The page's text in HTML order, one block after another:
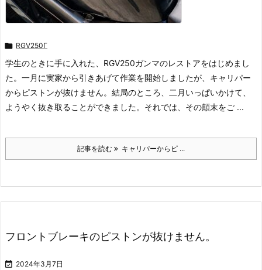
 RGV250Γ
学生のときに手に入れた、RGV250ガンマのレストアをはじめまし
た。一月に実家から引きあげて作業を開始しましたが、キャリパー
からピストンが抜けません。結局のところ、二月いっぱいかけて、
ようやく抜き取ることができました。それでは、その顛末をご ...
記事を読む キャリパーからピ ...
フロントブレーキのピストンが抜けません。
 2024年3月7日